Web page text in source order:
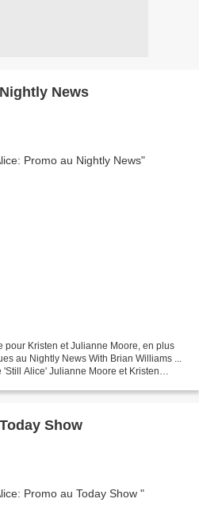
News
pour Kristen et Julianne Moore, en plus
au Nightly News With Brian Williams ...
Alice' Julianne Moore et Kristen
Show